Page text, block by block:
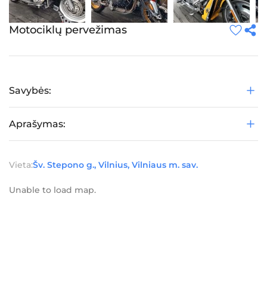
Motociklų pervežimas
Savybės:
Aprašymas:
Vieta:Šv. Stepono g., Vilnius, Vilniaus m. sav.
Unable to load map.